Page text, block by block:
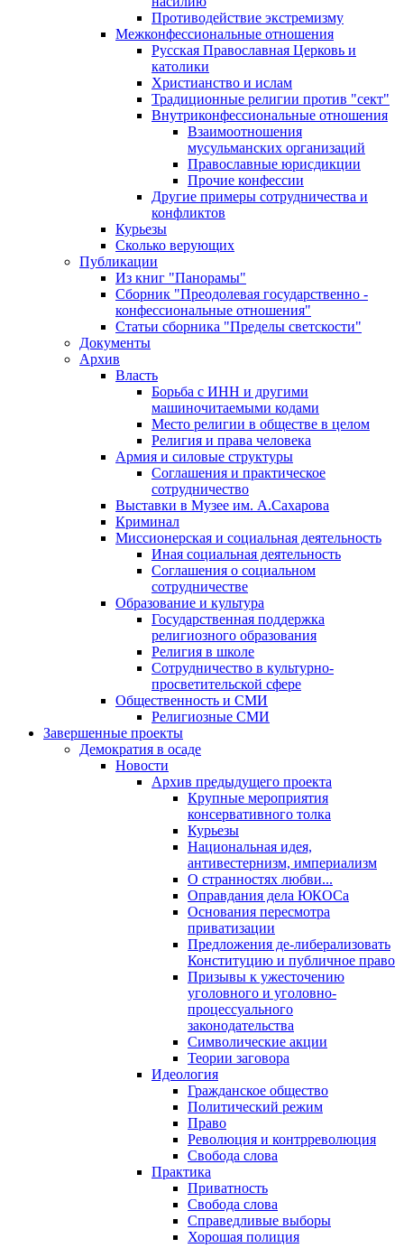
Противодействие экстремизму
Межконфессиональные отношения
Русская Православная Церковь и
католики
Христианство и ислам
Традиционные религии против "сект"
Внутриконфессиональные отношения
Взаимоотношения
мусульманских организаций
Православные юрисдикции
Прочие конфессии
Другие примеры сотрудничества и
конфликтов
Курьезы
Сколько верующих
Публикации
Из книг "Панорамы"
Сборник "Преодолевая государственно -
конфессиональные отношения"
Статьи сборника "Пределы светскости"
Документы
Архив
Власть
Борьба с ИНН и другими
машиночитаемыми кодами
Место религии в обществе в целом
Религия и права человека
Армия и силовые структуры
Соглашения и практическое
сотрудничество
Выставки в Музее им. А.Сахарова
Криминал
Миссионерская и социальная деятельность
Иная социальная деятельность
Соглашения о социальном
сотрудничестве
Образование и культура
Государственная поддержка
религиозного образования
Религия в школе
Сотрудничество в культурно-
просветительской сфере
Общественность и СМИ
Религиозные СМИ
Завершенные проекты
Демократия в осаде
Новости
Архив предыдущего проекта
Крупные мероприятия
консервативного толка
Курьезы
Национальная идея,
антивестернизм, империализм
О странностях любви...
Оправдания дела ЮКОСа
Основания пересмотра
приватизации
Предложения де-либерализовать
Конституцию и публичное право
Призывы к ужесточению
уголовного и уголовно-
процессуального
законодательства
Символические акции
Теории заговора
Идеология
Гражданское общество
Политический режим
Право
Революция и контрреволюция
Свобода слова
Практика
Приватность
Свобода слова
Справедливые выборы
Хорошая полиция